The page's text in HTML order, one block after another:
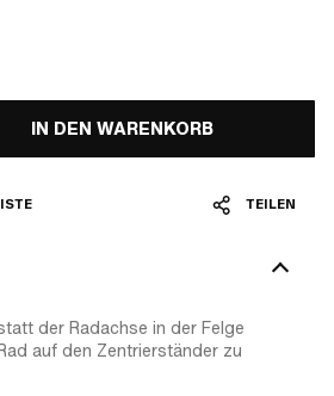
IN DEN WARENKORB
TEILEN
der Radachse in der Felge
auf den Zentrierständer zu